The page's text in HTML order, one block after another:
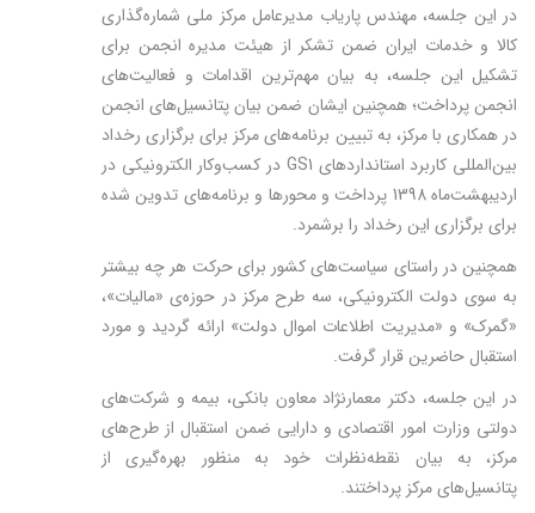
در این جلسه، مهندس پاریاب مدیرعامل مرکز ملی شماره‌گذاری
کالا و خدمات ایران ضمن تشکر از هیئت مدیره انجمن برای
تشکیل این جلسه، به بیان مهم‌ترین اقدامات و فعالیت‌های
انجمن پرداخت؛ همچنین ایشان ضمن بیان پتانسیل‌های انجمن
در همکاری با مرکز، به تبیین برنامه‌های مرکز برای برگزاری رخداد
بین‌المللی کاربرد استانداردهای GS1 در کسب‌وکار الکترونیکی در
اردیبهشت‌ماه 1398 پرداخت و محورها و برنامه‌های تدوین شده
برای برگزاری این رخداد را برشمرد.
همچنین در راستای سیاست‌های کشور برای حرکت هر چه بیشتر
به سوی دولت الکترونیکی، سه طرح مرکز در حوزه‌ی «مالیات»،
«گمرک» و «مدیریت اطلاعات اموال دولت» ارائه گردید و مورد
استقبال حاضرین قرار گرفت.
در این جلسه، دکتر معمارنژاد معاون بانکی، بیمه و شرکت‌های
دولتی وزارت امور اقتصادی و دارایی ضمن استقبال از طرح‌های
مرکز، به بیان نقطه‌نظرات خود به منظور بهره‌گیری از
پتانسیل‌های مرکز پرداختند.